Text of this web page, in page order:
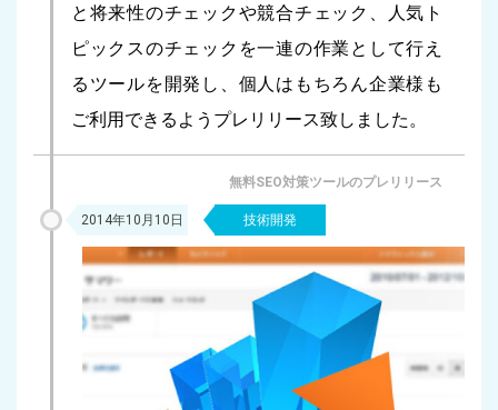
と将来性のチェックや競合チェック、人気ト
ピックスのチェックを一連の作業として行え
るツールを開発し、個人はもちろん企業様も
ご利用できるようプレリリース致しました。
無料SEO対策ツールのプレリリース
2014年10月10日 技術開発